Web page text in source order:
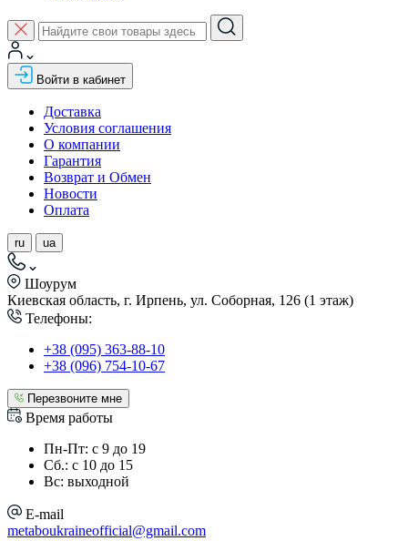
Войти в кабинет
Доставка
Условия соглашения
О компании
Гарантия
Возврат и Обмен
Новости
Оплата
ru ua
Шоурум
Киевская область, г. Ирпень, ул. Соборная, 126 (1 этаж)
Телефоны:
+38 (095) 363-88-10
+38 (096) 754-10-67
Перезвоните мне
Время работы
Пн-Пт: с 9 до 19
Сб.: с 10 до 15
Вс: выходной
E-mail
metaboukraineofficial@gmail.com